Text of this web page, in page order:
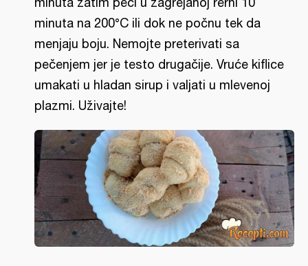
minuta na 200°C ili dok ne počnu tek da
menjaju boju. Nemojte preterivati sa
pečenjem jer je testo drugačije. Vruće kiflice
umakati u hladan sirup i valjati u mlevenoj
plazmi. Uživajte!